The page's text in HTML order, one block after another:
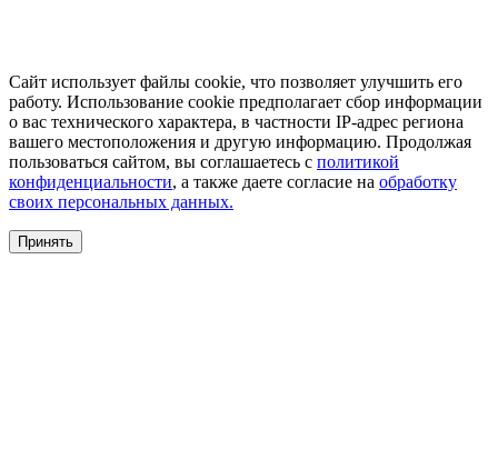
Сайт использует файлы cookie, что позволяет улучшить его
работу. Использование cookie предполагает сбор информации
о вас технического характера, в частности IP-адрес региона
вашего местоположения и другую информацию. Продолжая
пользоваться сайтом, вы соглашаетесь с политикой
конфиденциальности, а также даете согласие на обработку
своих персональных данных.
Принять